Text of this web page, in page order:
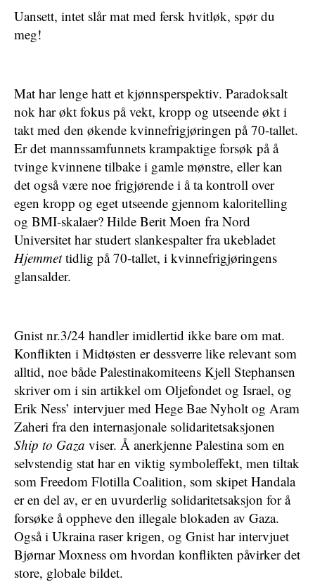
Uansett, intet slår mat med fersk hvitløk, spør du
meg!
Mat har lenge hatt et kjønnsperspektiv. Paradoksalt
nok har økt fokus på vekt, kropp og utseende økt i
takt med den økende kvinnefrigjøringen på 70-tallet.
Er det mannssamfunnets krampaktige forsøk på å
tvinge kvinnene tilbake i gamle mønstre, eller kan
det også være noe frigjørende i å ta kontroll over
egen kropp og eget utseende gjennom kaloritelling
og BMI-skalaer? Hilde Berit Moen fra Nord
Universitet har studert slankespalter fra ukebladet
Hjemmettidlig på 70-tallet, i kvinnefrigjøringens
glansalder.
Gnist nr.3/24 handler imidlertid ikke bare om mat.
Konflikten i Midtøsten er dessverre like relevant som
alltid, noe både Palestinakomiteens Kjell Stephansen
skriver om i sin artikkel om Oljefondet og Israel, og
Erik Ness’ intervjuer med Hege Bae Nyholt og Aram
Zaheri fra den internasjonale solidaritetsaksjonen
Ship to Gaza viser. Å anerkjenne Palestina som en
selvstendig stat har en viktig symboleffekt, men tiltak
som Freedom Flotilla Coalition, som skipet Handala
er en del av, er en uvurderlig solidaritetsaksjon for å
forsøke å oppheve den illegale blokaden av Gaza.
Også i Ukraina raser krigen, og Gnist har intervjuet
Bjørnar Moxness om hvordan konflikten påvirker det
store, globale bildet.